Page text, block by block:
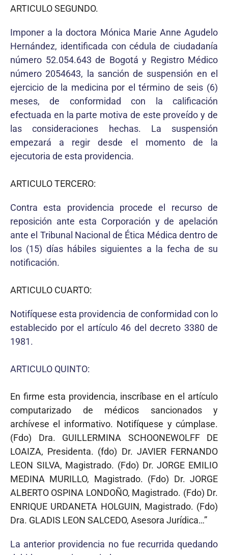
ARTICULO SEGUNDO.
Imponer a la doctora Mónica Marie Anne Agudelo
Hernández, identificada con cédula de ciudadanía
número 52.054.643 de Bogotá y Registro Médico
número 2054643, la sanción de suspensión en el
ejercicio de la medicina por el término de seis (6)
meses, de conformidad con la calificación
efectuada en la parte motiva de este proveído y de
las consideraciones hechas. La suspensión
empezará a regir desde el momento de la
ejecutoria de esta providencia.
ARTICULO TERCERO:
Contra esta providencia procede el recurso de
reposición ante esta Corporación y de apelación
ante el Tribunal Nacional de Ética Médica dentro de
los (15) días hábiles siguientes a la fecha de su
notificación.
ARTICULO CUARTO:
Notifíquese esta providencia de conformidad con lo
establecido por el artículo 46 del decreto 3380 de
1981.
ARTICULO QUINTO:
En firme esta providencia, inscríbase en el artículo
computarizado de médicos sancionados y
archívese el informativo. Notifíquese y cúmplase.
(Fdo) Dra. GUILLERMINA SCHOONEWOLFF DE
LOAIZA, Presidenta. (fdo) Dr. JAVIER FERNANDO
LEON SILVA, Magistrado. (Fdo) Dr. JORGE EMILIO
MEDINA MURILLO, Magistrado. (Fdo) Dr. JORGE
ALBERTO OSPINA LONDOÑO, Magistrado. (Fdo) Dr.
ENRIQUE URDANETA HOLGUIN, Magistrado. (Fdo)
Dra. GLADIS LEON SALCEDO, Asesora Jurídica…”
La anterior providencia no fue recurrida quedando